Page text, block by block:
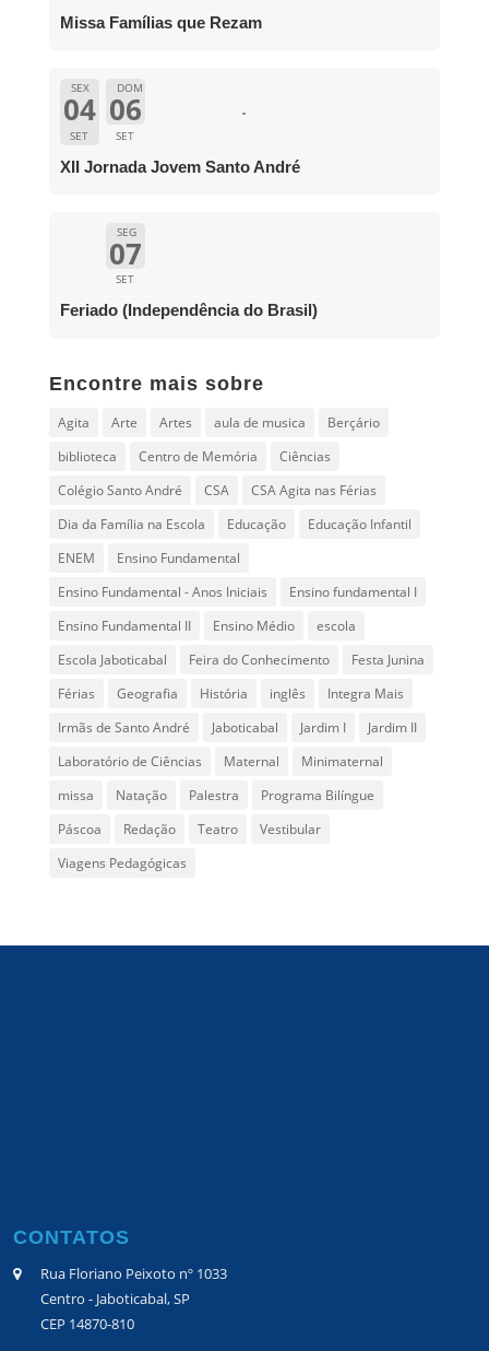
Missa Famílias que Rezam
SEX
04
SET
DOM
06
SET
XII Jornada Jovem Santo André
SEG
07
SET
Feriado (Independência do Brasil)
Encontre mais sobre
Agita Arte Artes aula de musica
Berçário
biblioteca
Centro de Memória
Ciências
Colégio Santo André
CSA
CSA Agita nas Férias
Dia da Família na Escola
Educação
Educação Infantil
ENEM
Ensino Fundamental
Ensino Fundamental - Anos Iniciais
Ensino fundamental I
Ensino Fundamental II
Ensino Médio
escola
Escola Jaboticabal
Feira do Conhecimento
Festa Junina
Férias
Geografia História inglês
Integra Mais
Irmãs de Santo André
Jaboticabal Jardim I
Jardim II
Laboratório de Ciências
Maternal
Minimaternal
missa
Natação Palestra
Programa Bilíngue
Páscoa
Redação Teatro
Vestibular
Viagens Pedagógicas
CONTATOS
Rua Floriano Peixoto nº 1033
Centro - Jaboticabal, SP
CEP 14870-810